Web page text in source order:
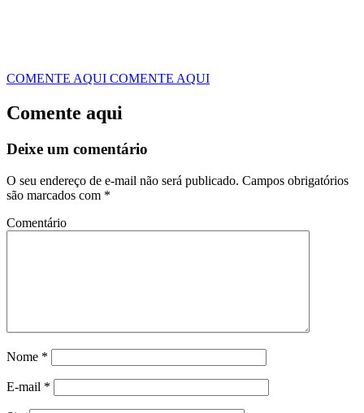
COMENTE AQUI COMENTE AQUI
Comente aqui
Deixe um comentário
O seu endereço de e-mail não será publicado. Campos obrigatórios
são marcados com *
Comentário
Nome *
E-mail *